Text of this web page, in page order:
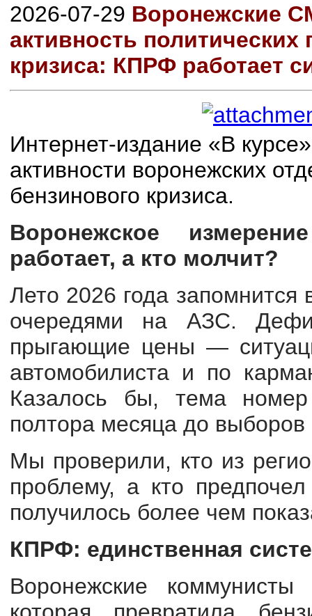
2026-07-29 Воронежские
активность
кризиса: КПРФ работает
Интернет-издание «В
активности воронежских
бензинового кризиса.
Воронежское
работает, а кто молчит?
Лето 2026 года
очередями на АЗС.
прыгающие цены —
автомобилиста и по
Казалось бы, тема
полтора месяца до выборов
Мы проверили, кто из
проблему, а кто
получилось более чем
КПРФ: единственная
Воронежские коммунисты